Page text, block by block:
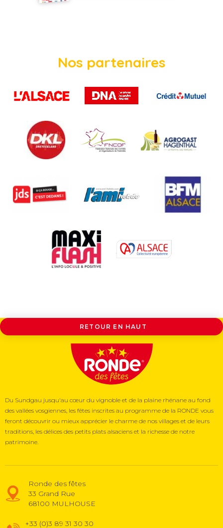
Nos partenaires
RETOUR EN HAUT
Du Sundgau jusqu'au cœur du vignoble et de la plaine rhénane au fond
des vallées vosgiennes, les fêtes inscrites au programme de la RONDE vous
feront découvrir ou mieux apprécier le charme de nos villages et de leurs
traditions, les délices des petits plats alsaciens et la richesse de notre
patrimoine.
Ronde des fêtes
33 Grand Rue
68100 MULHOUSE
+33 (0)3 89 31 30 30